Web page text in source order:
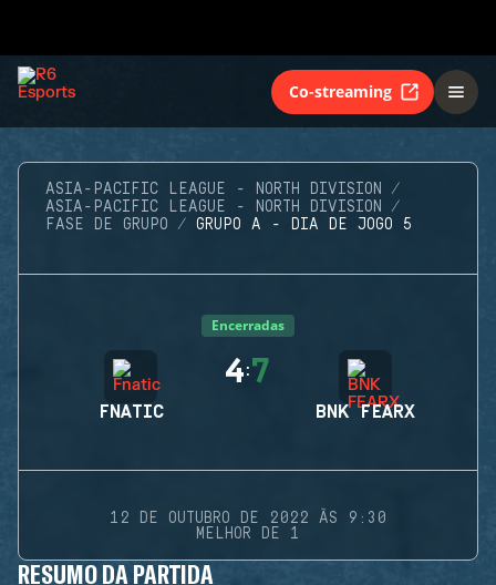
Co-streaming
ASIA-PACIFIC LEAGUE - NORTH DIVISION
ASIA-PACIFIC LEAGUE - NORTH DIVISION
FASE DE GRUPO
GRUPO A - DIA DE JOGO 5
Encerradas
FNATIC
4:7
BNK FEARX
12 DE OUTUBRO DE 2022 ÀS 9:30
MELHOR DE 1
RESUMO DA PARTIDA